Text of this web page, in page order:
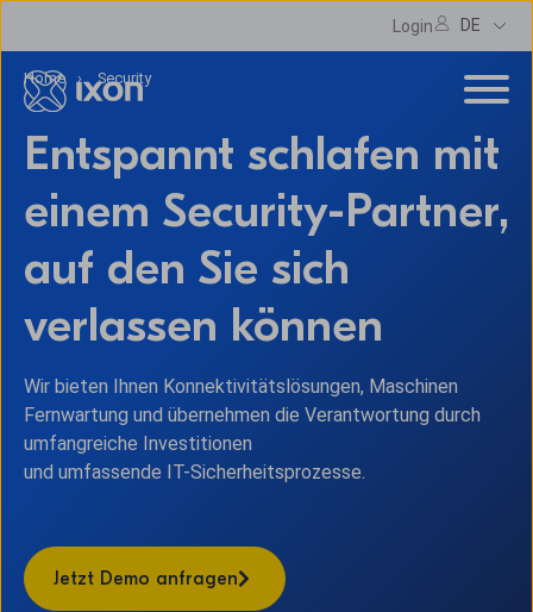
Login DE
Home Security
Entspannt schlafen mit
einem Security-Partner,
auf den Sie sich
verlassen können
Wir bieten Ihnen Konnektivitätslösungen, Maschinen
Fernwartung und übernehmen die Verantwortung durch
umfangreiche Investitionen
und umfassende IT-Sicherheitsprozesse.
Jetzt Demo anfragen